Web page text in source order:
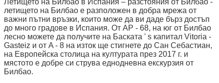
Летището на Билбао в Испания – разстояния от Билбао -
летището на Билбао е разположен в добра мрежа от
важни пътни връзки, които може да ви даде бърз достъп
до много градове в Испания. От AP - 68, на юг от Билбао
лесно можете да получите на Баската ' s капитал Vitoria -
Gasteiz и от A - 8 на изток ще стигнете до Сан Себастиан,
на Европейска столица на културата през 2017 г. и
мястото е добре си струва еднодневна екскурзия от
Билбао.